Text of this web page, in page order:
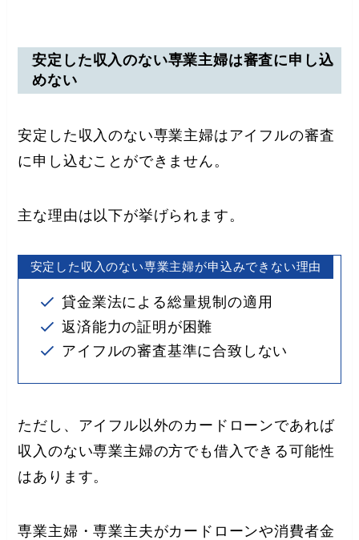
安定した収入のない専業主婦は審査に申し込
めない
安定した収入のない専業主婦はアイフルの審査
に申し込むことができません。
主な理由は以下が挙げられます。
安定した収入のない専業主婦が申込みできない理由
貸金業法による総量規制の適用
返済能力の証明が困難
アイフルの審査基準に合致しない
ただし、アイフル以外のカードローンであれば
収入のない専業主婦の方でも借入できる可能性
はあります。
専業主婦・専業主夫がカードローンや消費者金